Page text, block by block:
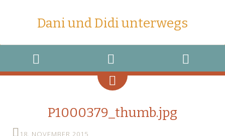
Dani und Didi unterwegs
MENU
WIDGETS
SEARCH
P1000379_thumb.jpg
18. NOVEMBER 2015